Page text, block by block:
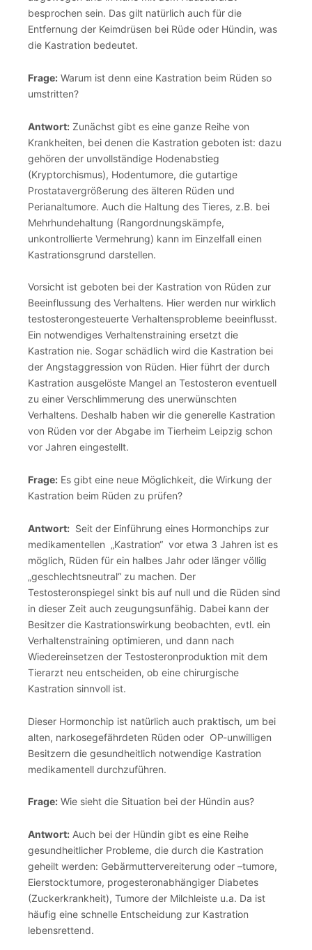
besprochen sein. Das gilt natürlich auch für die
Entfernung der Keimdrüsen bei Rüde oder Hündin, was
die Kastration bedeutet.
Frage: Warum ist denn eine Kastration beim Rüden so
umstritten?
Antwort: Zunächst gibt es eine ganze Reihe von
Krankheiten, bei denen die Kastration geboten ist: dazu
gehören der unvollständige Hodenabstieg
(Kryptorchismus), Hodentumore, die gutartige
Prostatavergrößerung des älteren Rüden und
Perianaltumore. Auch die Haltung des Tieres, z.B. bei
Mehrhundehaltung (Rangordnungskämpfe,
unkontrollierte Vermehrung) kann im Einzelfall einen
Kastrationsgrund darstellen.
Vorsicht ist geboten bei der Kastration von Rüden zur
Beeinflussung des Verhaltens. Hier werden nur wirklich
testosterongesteuerte Verhaltensprobleme beeinflusst.
Ein notwendiges Verhaltenstraining ersetzt die
Kastration nie. Sogar schädlich wird die Kastration bei
der Angstaggression von Rüden. Hier führt der durch
Kastration ausgelöste Mangel an Testosteron eventuell
zu einer Verschlimmerung des unerwünschten
Verhaltens. Deshalb haben wir die generelle Kastration
von Rüden vor der Abgabe im Tierheim Leipzig schon
vor Jahren eingestellt.
Frage: Es gibt eine neue Möglichkeit, die Wirkung der
Kastration beim Rüden zu prüfen?
Antwort: Seit der Einführung eines Hormonchips zur
medikamentellen „Kastration“ vor etwa 3 Jahren ist es
möglich, Rüden für ein halbes Jahr oder länger völlig
„geschlechtsneutral“ zu machen. Der
Testosteronspiegel sinkt bis auf null und die Rüden sind
in dieser Zeit auch zeugungsunfähig. Dabei kann der
Besitzer die Kastrationswirkung beobachten, evtl. ein
Verhaltenstraining optimieren, und dann nach
Wiedereinsetzen der Testosteronproduktion mit dem
Tierarzt neu entscheiden, ob eine chirurgische
Kastration sinnvoll ist.
Dieser Hormonchip ist natürlich auch praktisch, um bei
alten, narkosegefährdeten Rüden oder OP-unwilligen
Besitzern die gesundheitlich notwendige Kastration
medikamentell durchzuführen.
Frage: Wie sieht die Situation bei der Hündin aus?
Antwort: Auch bei der Hündin gibt es eine Reihe
gesundheitlicher Probleme, die durch die Kastration
geheilt werden: Gebärmuttervereiterung oder –tumore,
Eierstocktumore, progesteronabhängiger Diabetes
(Zuckerkrankheit), Tumore der Milchleiste u.a. Da ist
häufig eine schnelle Entscheidung zur Kastration
lebensrettend.